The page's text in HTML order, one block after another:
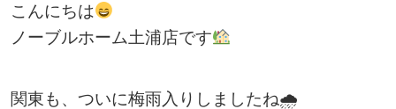
こんにちは
ノーブルホーム土浦店です
関東も、ついに梅雨入りしましたね🌧